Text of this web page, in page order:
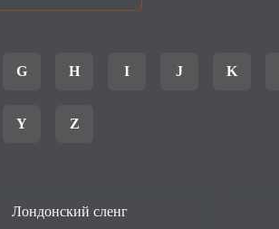
G H I J K
Y Z
Лондонский сленг